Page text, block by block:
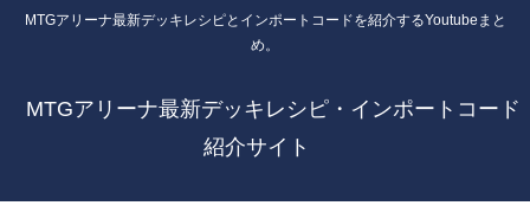
MTGアリーナ最新デッキレシピとインポートコードを紹介するYoutubeまと
め。
MTGアリーナ最新デッキレシピ・インポートコード
紹介サイト